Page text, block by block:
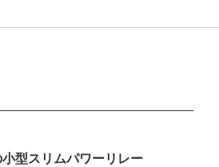
型スリムパワーリレー